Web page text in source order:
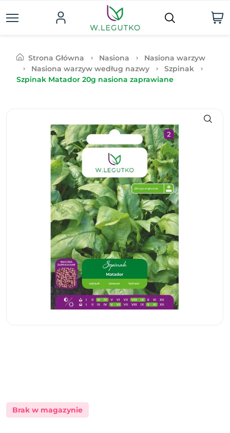
Strona Główna Nasiona
Nasiona warzyw
Nasiona warzyw według nazwy
Szpinak
Szpinak Matador 20g nasiona zaprawiane
Brak w magazynie